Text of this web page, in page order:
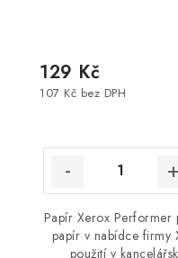
107 Kč bez DPH
129 Kč
Papír Xerox Performer
papír v nabídce firmy
použití v